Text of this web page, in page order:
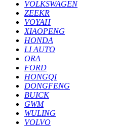
VOLKSWAGEN
ZEEKR
VOYAH
XIAOPENG
HONDA
LI AUTO
ORA
FORD
HONGQI
DONGFENG
BUICK
GWM
WULING
VOLVO